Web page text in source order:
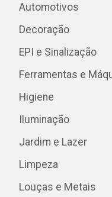
Automotivos
Decoração
EPI e Sinalização
Ferramentas e
Higiene
Iluminação
Jardim e Lazer
Limpeza
Louças e Metais